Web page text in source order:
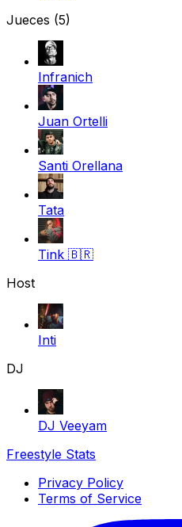
Jueces (5)
Infranich
Juan Ortelli
Santi Orellana
Tata
Tink 🇧🇷
Host
Inti
DJ
DJ Veeyam
Freestyle Stats
Privacy Policy
Terms of Service